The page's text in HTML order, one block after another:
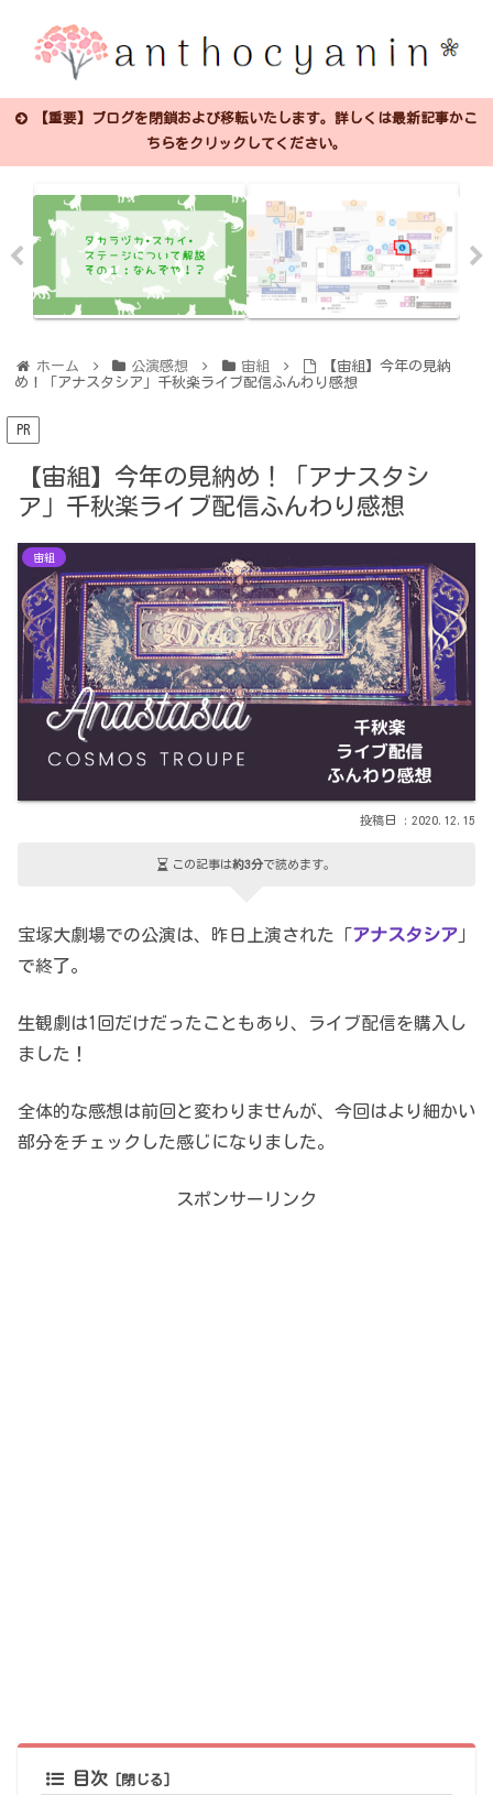
【重要】ブログを閉鎖および移転いたします。詳しくは最新記事かこ
ちらをクリックしてください。
ホーム 公演感想 宙組
【宙組】今年の見納
め！「アナスタシア」千秋楽ライブ配信ふんわり感想
PR
【宙組】今年の見納め！「アナスタシ
ア」千秋楽ライブ配信ふんわり感想
宙組
2020.12.15
この記事は約3分で読めます。
宝塚大劇場での公演は、昨日上演された「アナスタシア 」
で終了。
生観劇は1回だけだったこともあり、ライブ配信を購入し
ました！
全体的な感想は前回と変わりませんが、今回はより細かい
部分をチェックした感じになりました。
スポンサーリンク
目次